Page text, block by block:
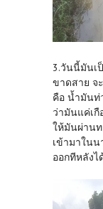
3.วันนี้มันเ
ขาดสาย จ
คือ น้ำมันท่
ว่ามันแค่เ
ให้มันผ่าน
เข้ามาใน
ออกทีหลังไ